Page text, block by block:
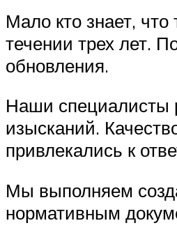
Мало кто знает,
течении трех лет.
обновления.
Наши специалисты
изысканий.
привлекались к
Мы выполняем
нормативным